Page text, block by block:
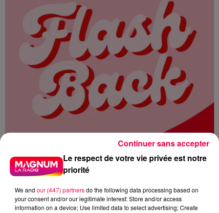
Le respect de votre vie privée est notre
priorité
We and our (447) partnersdo the following data processing based on
your consent and/or our legitimate interest: Store and/or access
information on a device; Use limited data to select advertising; Create
Continuer sans accepter